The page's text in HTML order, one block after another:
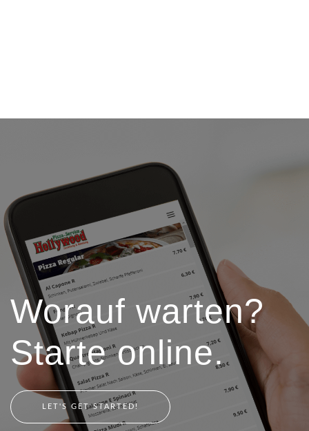
Worauf warten?
Starte online.
LET'S GET STARTED!